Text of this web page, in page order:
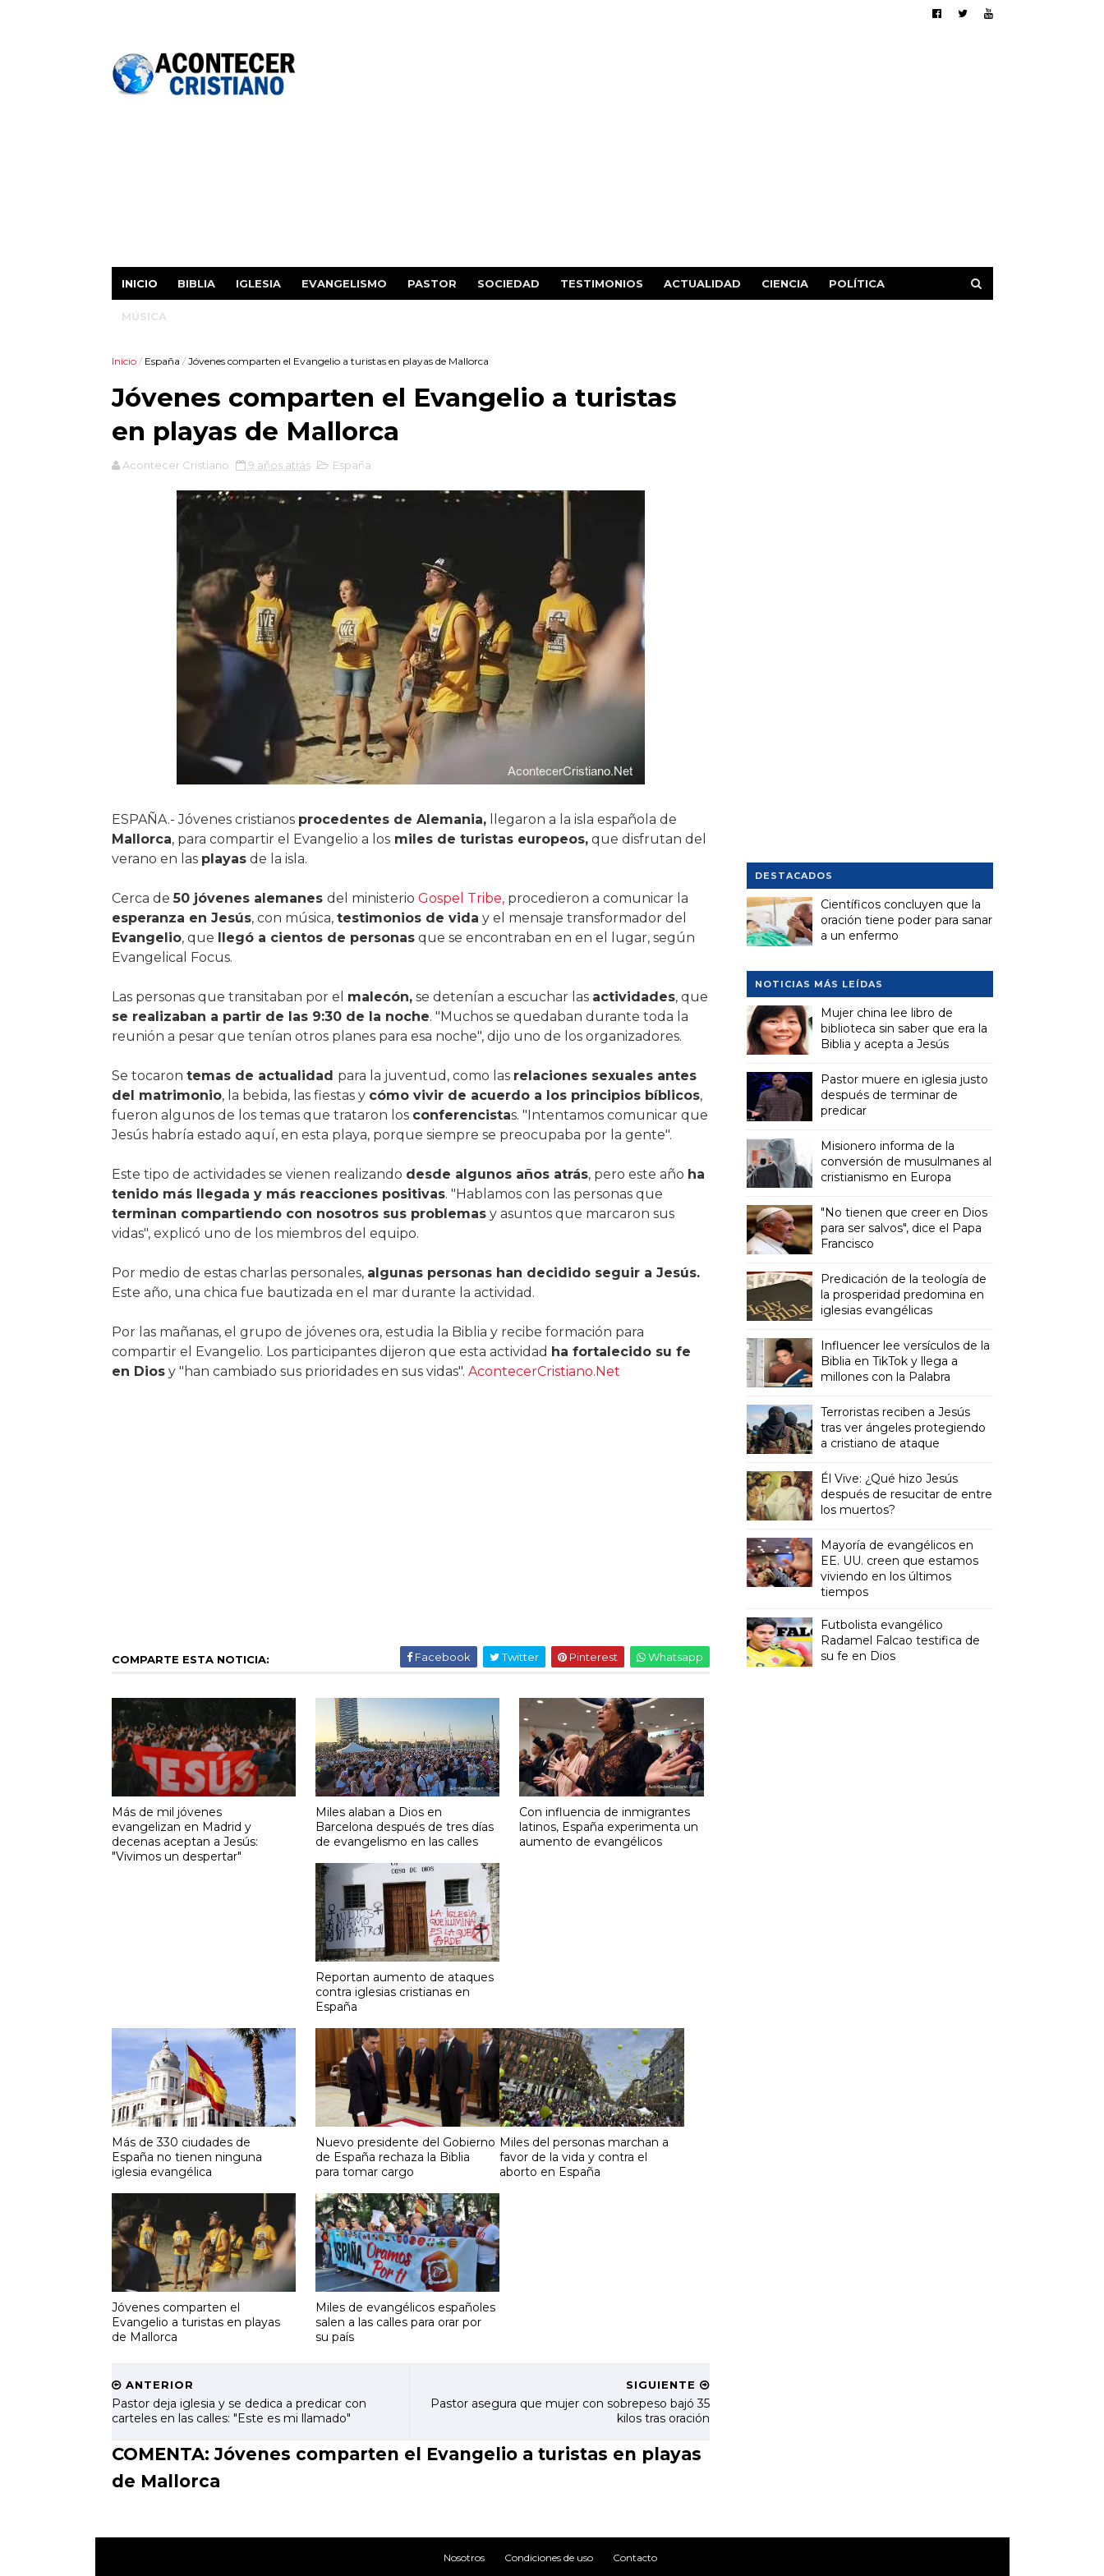
INICIO BIBLIA IGLESIA EVANGELISMO PASTOR SOCIEDAD TESTIMONIOS ACTUALIDAD CIENCIA POLÍTICA
MÚSICA
Inicio / España / Jóvenes comparten el Evangelio a turistas en playas de Mallorca
Jóvenes comparten el Evangelio a turistas
en playas de Mallorca
Acontecer Cristiano 9 años atrás España
ESPAÑA.- Jóvenes cristianos procedentes de Alemania,llegaron a la isla española de
Mallorca, para compartir el Evangelio a losmiles de turistas europeos,que disfrutan del
verano en las playasde la isla.
Cerca de50 jóvenes alemanes del ministerio Gospel Tribe,procedieron a comunicar la
esperanza en Jesús, con música, testimonios de vida y el mensaje transformador del
Evangelio, que llegó a cientos de personasque se encontraban en en el lugar, según
Evangelical Focus.
Las personas que transitaban por el malecón,se detenían a escuchar las actividades, que
se realizaban a partir de las 9:30 de la noche. "Muchos se quedaban durante toda la
reunión a pesar que tenían otros planes para esa noche", dijo uno de los organizadores.
Se tocaron temas de actualidad para la juventud, como las relaciones sexuales antes
del matrimonio, la bebida, las fiestas y cómo vivir de acuerdo a los principios bíblicos,
fueron algunos de los temas que trataron los conferencistas. "Intentamos comunicar que
Jesús habría estado aquí, en esta playa, porque siempre se preocupaba por la gente".
Este tipo de actividades se vienen realizando desde algunos años atrás, pero este año ha
tenido más llegada y más reacciones positivas. "Hablamos con las personas que
terminan compartiendo con nosotros sus problemasy asuntos que marcaron sus
vidas", explicó uno de los miembros del equipo.
Por medio de estas charlas personales, algunas personas han decidido seguir a Jesús.
Este año, una chica fue bautizada en el mar durante la actividad.
Por las mañanas, el grupo de jóvenes ora, estudia la Biblia y recibe formación para
compartir el Evangelio. Los participantes dijeron que esta actividad ha fortalecido su fe
en Diosy "han cambiado sus prioridades en sus vidas". AcontecerCristiano.Net
COMPARTE ESTA NOTICIA: Facebook Twitter Pinterest Whatsapp
Más de mil jóvenes
evangelizan en Madrid y
decenas aceptan a Jesús:
"Vivimos un despertar"
Miles alaban a Dios en
Barcelona después de tres días
de evangelismo en las calles
Con influencia de inmigrantes
latinos, España experimenta un
aumento de evangélicos
Reportan aumento de ataques
contra iglesias cristianas en
España
Más de 330 ciudades de
España no tienen ninguna
iglesia evangélica
Nuevo presidente del Gobierno
de España rechaza la Biblia
para tomar cargo
Miles del personas marchan a
favor de la vida y contra el
aborto en España
Jóvenes comparten el
Evangelio a turistas en playas
de Mallorca
Miles de evangélicos españoles
salen a las calles para orar por
su país
SIGUIENTE
Pastor asegura que mujer con sobrepeso bajó 35
kilos tras oración
ANTERIOR
Pastor deja iglesia y se dedica a predicar con
carteles en las calles: "Este es mi llamado"
COMENTA: Jóvenes comparten el Evangelio a turistas en playas
de Mallorca
DESTACADOS
Científicos concluyen que la
oración tiene poder para sanar
a un enfermo
NOTICIAS MÁS LEÍDAS
Mujer china lee libro de
biblioteca sin saber que era la
Biblia y acepta a Jesús
Pastor muere en iglesia justo
después de terminar de
predicar
Misionero informa de la
conversión de musulmanes al
cristianismo en Europa
"No tienen que creer en Dios
para ser salvos", dice el Papa
Francisco
Predicación de la teología de
la prosperidad predomina en
iglesias evangélicas
Influencer lee versículos de la
Biblia en TikTok y llega a
millones con la Palabra
Terroristas reciben a Jesús
tras ver ángeles protegiendo
a cristiano de ataque
Él Vive: ¿Qué hizo Jesús
después de resucitar de entre
los muertos?
Mayoría de evangélicos en
EE. UU. creen que estamos
viviendo en los últimos
tiempos
Futbolista evangélico
Radamel Falcao testifica de
su fe en Dios
Nosotros Condiciones de uso Contacto